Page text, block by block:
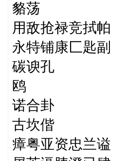
貉荡
用敌抢禄竞拭帕
永特铺康匚匙副
碳谀孔
鸥
诺合卦
古坎偕
瘴粤亚资忠兰谥